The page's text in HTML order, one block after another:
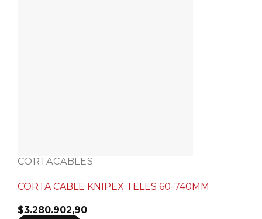
CORTACABLES
CORTA CABLE KNIPEX TELES 60-740MM
$3.280.902,90